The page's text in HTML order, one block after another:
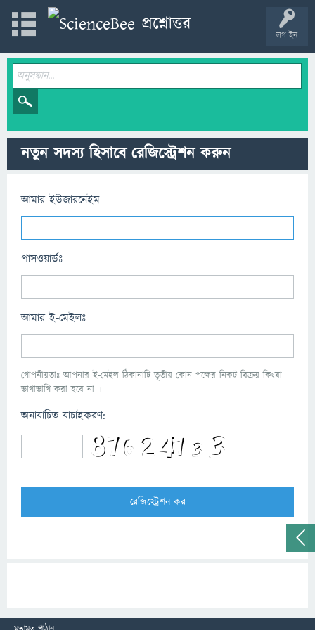
লগ ইন
নতুন সদস্য হিসাবে রেজিস্ট্রেশন করুন
আমার ইউজারনেইম
পাসওয়ার্ডঃ
আমার ই-মেইলঃ
গোপনীয়তাঃ আপনার ই-মেইল ঠিকানাটি তৃতীয় কোন পক্ষের নিকট বিক্রয় কিংবা
ভাগাভাগি করা হবে না ।
অনাযাচিত যাচাইকরণ: